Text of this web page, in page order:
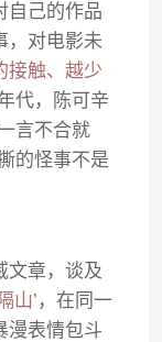
自己的作品
，对电影未
接触、越少
代，陈可辛
言不合就
的怪事不是
文章，谈及
山’ ，在同一
漫表情包斗